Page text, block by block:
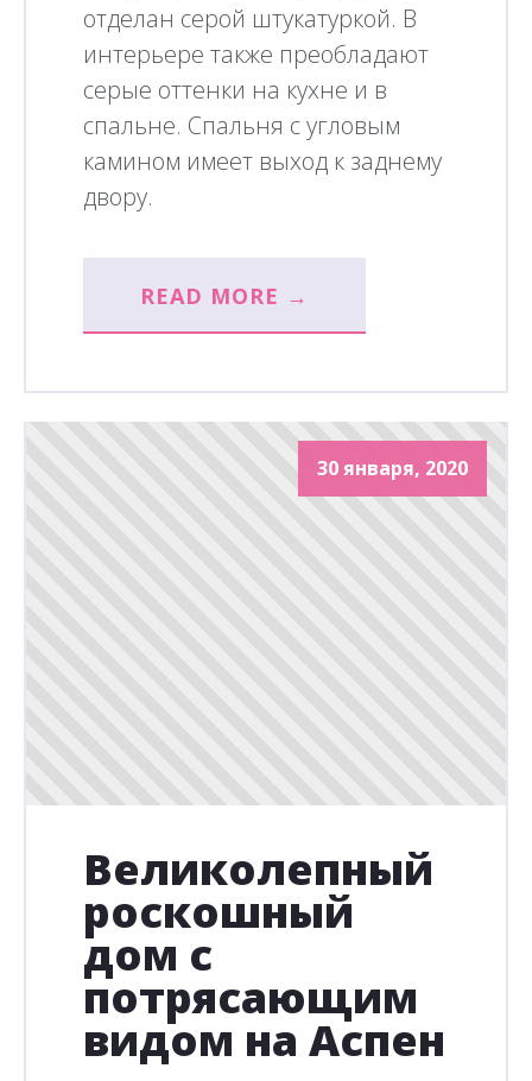
отделан серой штукатуркой. В
интерьере также преобладают
серые оттенки на кухне и в
спальне. Спальня с угловым
камином имеет выход к заднему
двору.
READ MORE →
30 января, 2020
Великолепный
роскошный
дом с
потрясающим
видом на Аспен